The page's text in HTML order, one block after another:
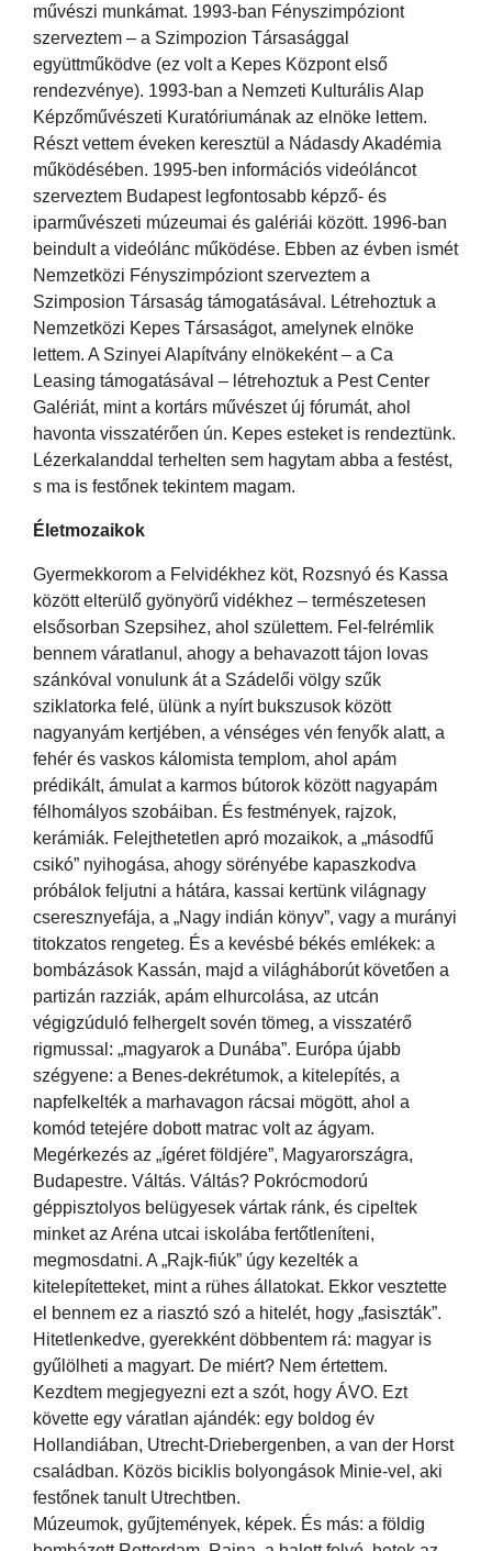
művészi munkámat. 1993-ban Fényszimpóziont
szerveztem – a Szimpozion Társasággal
együttműködve (ez volt a Kepes Központ első
rendezvénye). 1993-ban a Nemzeti Kulturális Alap
Képzőművészeti Kuratóriumának az elnöke lettem.
Részt vettem éveken keresztül a Nádasdy Akadémia
működésében. 1995-ben információs videóláncot
szerveztem Budapest legfontosabb képző- és
iparművészeti múzeumai és galériái között. 1996-ban
beindult a videólánc működése. Ebben az évben ismét
Nemzetközi Fényszimpóziont szerveztem a
Szimposion Társaság támogatásával. Létrehoztuk a
Nemzetközi Kepes Társaságot, amelynek elnöke
lettem. A Szinyei Alapítvány elnökeként – a Ca
Leasing támogatásával – létrehoztuk a Pest Center
Galériát, mint a kortárs művészet új fórumát, ahol
havonta visszatérően ún. Kepes esteket is rendeztünk.
Lézerkalanddal terhelten sem hagytam abba a festést,
s ma is festőnek tekintem magam.
Életmozaikok
Gyermekkorom a Felvidékhez köt, Rozsnyó és Kassa
között elterülő gyönyörű vidékhez – természetesen
elsősorban Szepsihez, ahol születtem. Fel-felrémlik
bennem váratlanul, ahogy a behavazott tájon lovas
szánkóval vonulunk át a Szádelői völgy szűk
sziklatorka felé, ülünk a nyírt bukszusok között
nagyanyám kertjében, a vénséges vén fenyők alatt, a
fehér és vaskos kálomista templom, ahol apám
prédikált, ámulat a karmos bútorok között nagyapám
félhomályos szobáiban. És festmények, rajzok,
kerámiák. Felejthetetlen apró mozaikok, a „másodfű
csikó” nyihogása, ahogy sörényébe kapaszkodva
próbálok feljutni a hátára, kassai kertünk világnagy
cseresznyefája, a „Nagy indián könyv”, vagy a murányi
titokzatos rengeteg. És a kevésbé békés emlékek: a
bombázások Kassán, majd a világháborút követően a
partizán razziák, apám elhurcolása, az utcán
végigzúduló felhergelt sovén tömeg, a visszatérő
rigmussal: „magyarok a Dunába”. Európa újabb
szégyene: a Benes-dekrétumok, a kitelepítés, a
napfelkelték a marhavagon rácsai mögött, ahol a
komód tetejére dobott matrac volt az ágyam.
Megérkezés az „ígéret földjére”, Magyarországra,
Budapestre. Váltás. Váltás? Pokrócmodorú
géppisztolyos belügyesek vártak ránk, és cipeltek
minket az Aréna utcai iskolába fertőtleníteni,
megmosdatni. A „Rajk-fiúk” úgy kezelték a
kitelepítetteket, mint a rühes állatokat. Ekkor vesztette
el bennem ez a riasztó szó a hitelét, hogy „fasiszták”.
Hitetlenkedve, gyerekként döbbentem rá: magyar is
gyűlölheti a magyart. De miért? Nem értettem.
Kezdtem megjegyezni ezt a szót, hogy ÁVO. Ezt
követte egy váratlan ajándék: egy boldog év
Hollandiában, Utrecht-Driebergenben, a van der Horst
családban. Közös biciklis bolyongások Minie-vel, aki
festőnek tanult Utrechtben.
Múzeumok, gyűjtemények, képek. És más: a földig